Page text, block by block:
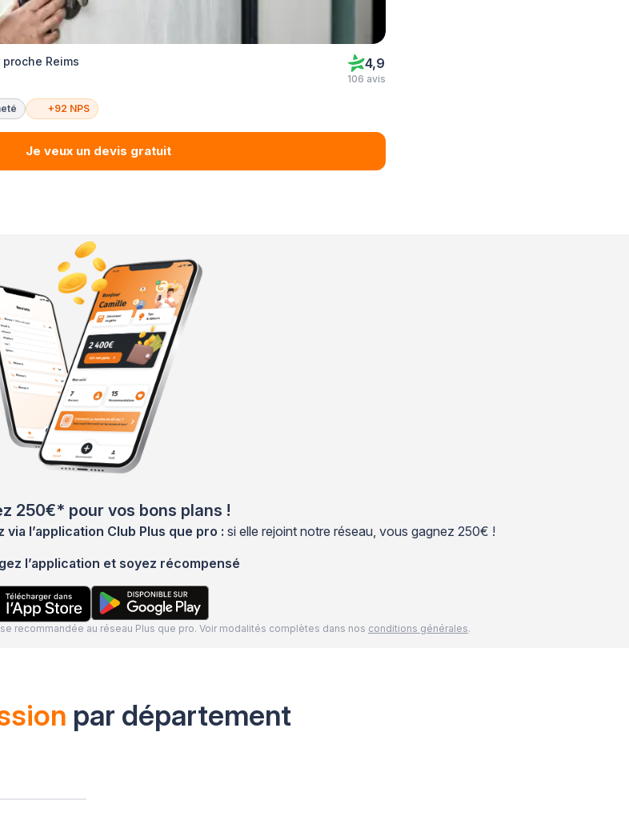
Reims 4,9
106 avis
+92 NPS
Je veux un devis gratuit
250€* pour vos bons plans !
l’application Club Plus que pro : si elle rejoint notre réseau, vous gagnez 250€ !
l’application et soyez récompensé
recommandée au réseau Plus que pro. Voir modalités complètes dans nos conditions générales.
par département